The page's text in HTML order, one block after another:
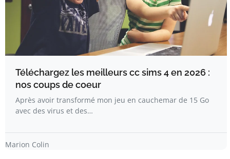
Téléchargez les meilleurs cc sims 4 en 2026 :
nos coups de coeur
Après avoir transformé mon jeu en cauchemar de 15 Go
avec des virus et des…
Marion Colin